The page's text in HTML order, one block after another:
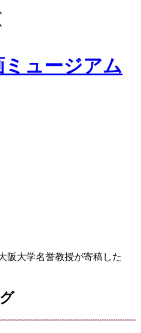
阪大学名誉教授が寄稿した